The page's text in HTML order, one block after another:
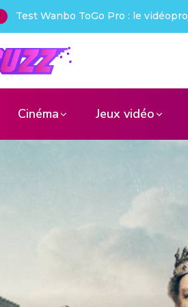
Creative Pebble X : j’ai été choqué !
Cinéma Jeux vidéo